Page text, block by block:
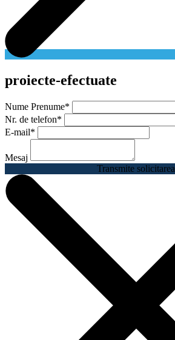
proiecte-efectuate
Nume Prenume*
Nr. de telefon*
E-mail*
Mesaj
Transmite solicitarea